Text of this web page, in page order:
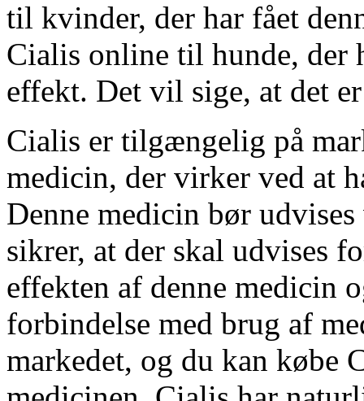
til kvinder, der har fået
Cialis online til hunde, der
effekt. Det vil sige, at det
Cialis er tilgængelig på
medicin, der virker ved at
Denne medicin bør
sikrer, at der skal udvises
effekten af denne medicin
forbindelse med brug af
markedet, og du kan købe